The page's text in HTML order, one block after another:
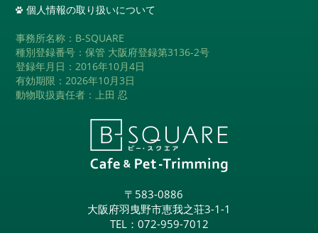
個人情報の取り扱いについて
事務所名称：B-SQUARE
種別登録番号：保管 大阪府登録第3136-2号
登録年月日：2016年10月4日
有効期限：2026年10月3日
動物取扱責任者：上田 忍
〒583-0886
大阪府羽曳野市恵我之荘3-1-1
TEL： 072-959-7012